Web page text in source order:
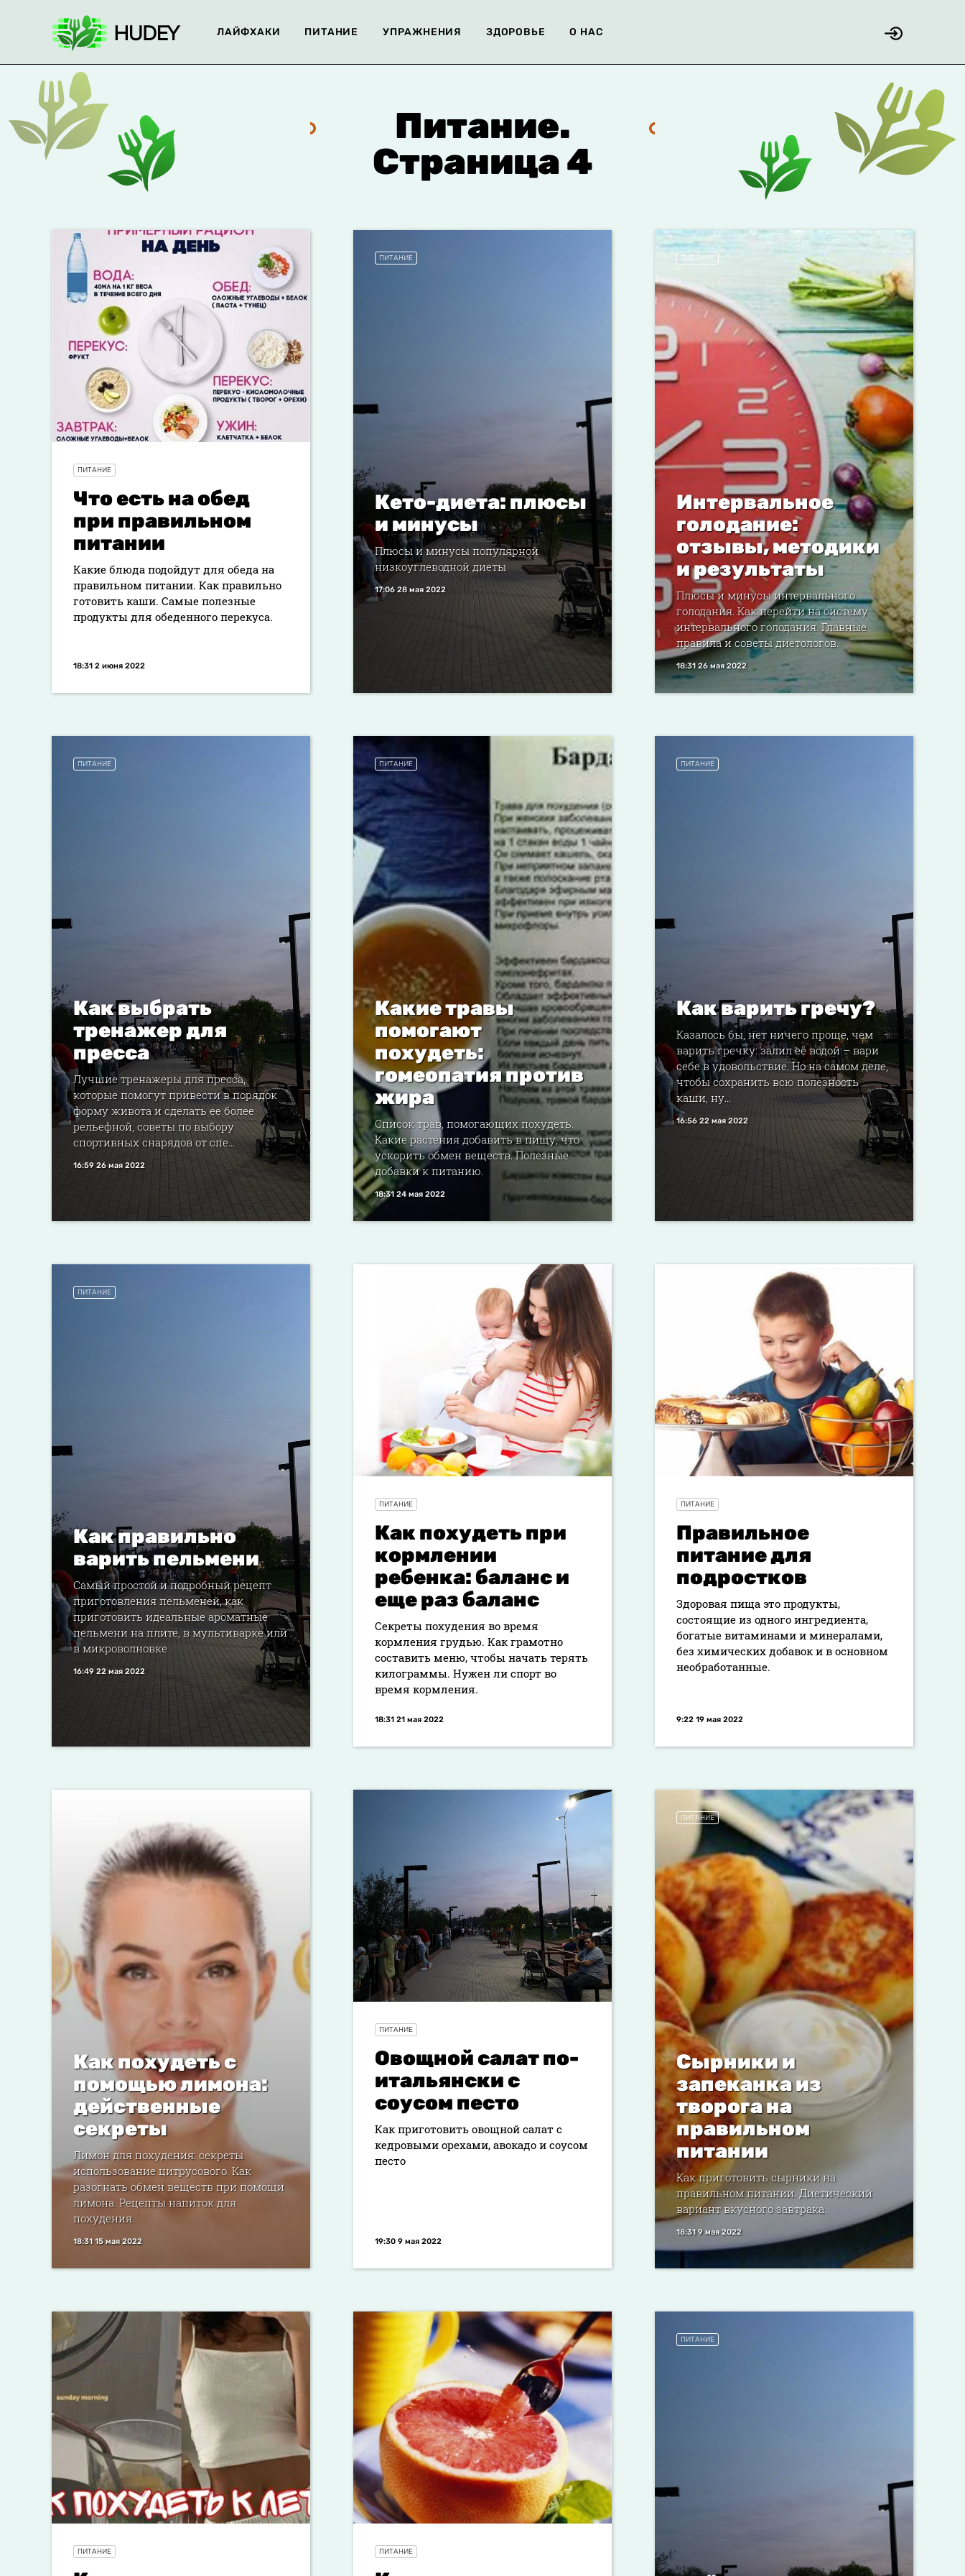
ЛАЙФХАКИ ПИТАНИЕ УПРАЖНЕНИЯ ЗДОРОВЬЕ О НАС
Питание.
Страница 4
ПИТАНИЕ
Что есть на обед
при правильном
питании
Какие блюда подойдут для обеда на
правильном питании. Как правильно
готовить каши. Самые полезные
продукты для обеденного перекуса.
18:31 2 июня 2022
ПИТАНИЕ
Кето-диета: плюсы
и минусы
Плюсы и минусы популярной
низкоуглеводной диеты
17:06 28 мая 2022
ПИТАНИЕ
Интервальное
голодание:
отзывы, методики
и результаты
Плюсы и минусы интервального
голодания. Как перейти на систему
интервального голодания. Главные
правила и советы диетологов.
18:31 26 мая 2022
ПИТАНИЕ
Как выбрать
тренажер для
пресса
Лучшие тренажеры для пресса,
которые помогут привести в порядок
форму живота и сделать ее более
рельефной, советы по выбору
спортивных снарядов от спе...
16:59 26 мая 2022
ПИТАНИЕ
Какие травы
помогают
похудеть:
гомеопатия против
жира
Список трав, помогающих похудеть.
Какие растения добавить в пищу, что
ускорить обмен веществ. Полезные
добавки к питанию.
18:31 24 мая 2022
ПИТАНИЕ
Как варить гречу?
Казалось бы, нет ничего проще, чем
варить гречку: залил её водой – вари
себе в удовольствие. Но на самом деле,
чтобы сохранить всю полезность
каши, ну...
16:56 22 мая 2022
ПИТАНИЕ
Как правильно
варить пельмени
Самый простой и подробный рецепт
приготовления пельменей, как
приготовить идеальные ароматные
пельмени на плите, в мультиварке или
в микроволновке
16:49 22 мая 2022
ПИТАНИЕ
Как похудеть при
кормлении
ребенка: баланс и
еще раз баланс
Секреты похудения во время
кормления грудью. Как грамотно
составить меню, чтобы начать терять
килограммы. Нужен ли спорт во
время кормления.
18:31 21 мая 2022
ПИТАНИЕ
Правильное
питание для
подростков
Здоровая пища это продукты,
состоящие из одного ингредиента,
богатые витаминами и минералами,
без химических добавок и в основном
необработанные.
9:22 19 мая 2022
Как похудеть с
помощью лимона:
действенные
секреты
Лимон для похудения: секреты
использование цитрусового. Как
разогнать обмен веществ при помощи
лимона. Рецепты напиток для
похудения.
18:31 15 мая 2022
ПИТАНИЕ
Овощной салат по-
итальянски с
соусом песто
Как приготовить овощной салат с
кедровыми орехами, авокадо и соусом
песто
19:30 9 мая 2022
ПИТАНИЕ
Сырники и
запеканка из
творога на
правильном
питании
Как приготовить сырники на
правильном питании. Диетический
вариант вкусного завтрака.
18:31 9 мая 2022
ПИТАНИЕ ПИТАНИЕ
ПИТАНИЕ